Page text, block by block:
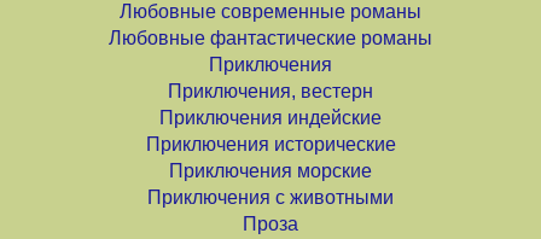
Любовные современные романы
Любовные фантастические романы
Приключения
Приключения, вестерн
Приключения индейские
Приключения исторические
Приключения морские
Приключения с животными
Проза